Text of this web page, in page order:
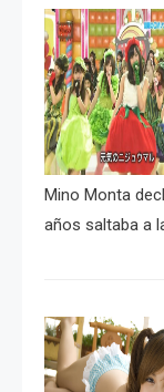
Mino Monta
años saltaba a